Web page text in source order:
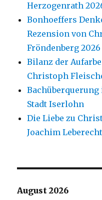
Herzogenrath
Bonhoeffers
Rezension von
Fröndenberg 2026
Bilanz der
Christoph
Stadt Iserlohn
Die Liebe zu
Joachim
August 2026